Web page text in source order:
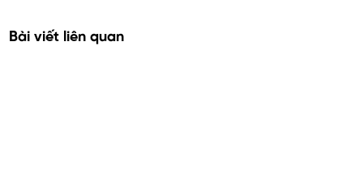
Bài viết liên quan